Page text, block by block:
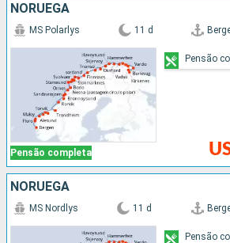
NORUEGA
Pensão completa
MS Polarlys 11 d
Pensão
NORUEGA
MS Nordlys 11 d
Pensão